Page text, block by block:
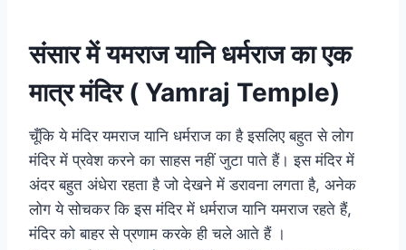
संसार में यमराज यानि धर्मराज का एक
मात्र मंदिर ( Yamraj Temple)
चूँकि ये मंदिर यमराज यानि धर्मराज का है इसलिए बहुत से लोग
मंदिर में प्रवेश करने का साहस नहीं जुटा पाते हैं। इस मंदिर में
अंदर बहुत अंधेरा रहता है जो देखने में डरावना लगता है, अनेक
लोग ये सोचकर कि इस मंदिर में धर्मराज यानि यमराज रहते हैं,
मंदिर को बाहर से प्रणाम करके ही चले आते हैं ।